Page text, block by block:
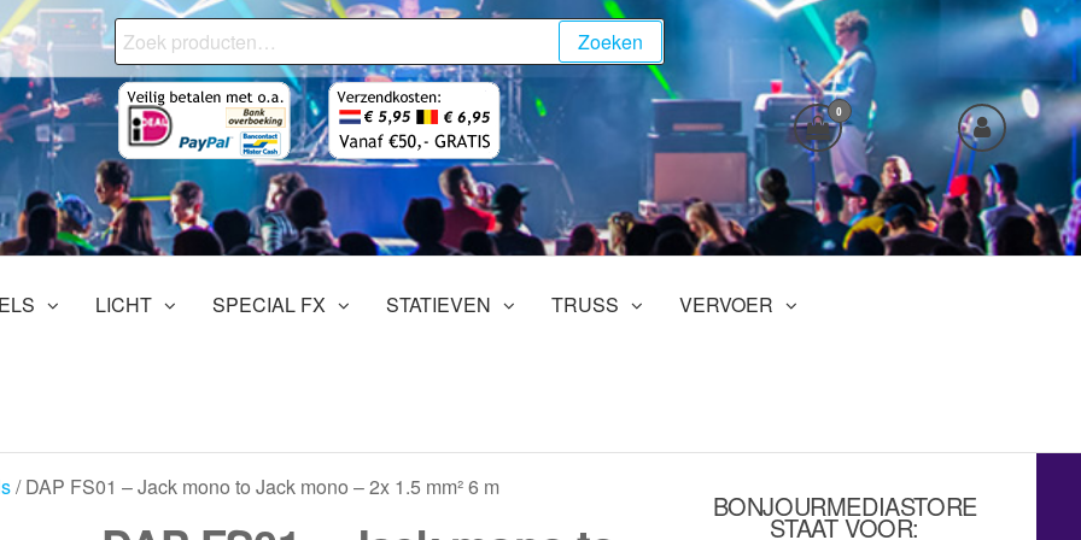
Zoeken
naar:
Zoeken
0
LICHT SPECIAL FX STATIEVEN TRUSS VERVOER
/ DAP FS01 – Jack mono to Jack mono – 2x 1.5 mm² 6 m
BONJOURMEDIASTORE
STAAT VOOR: